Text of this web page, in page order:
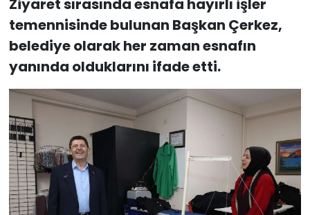
Ziyaret sırasında esnafa hayırlı işler
temennisinde bulunan Başkan Çerkez,
belediye olarak her zaman esnafın
yanında olduklarını ifade etti.